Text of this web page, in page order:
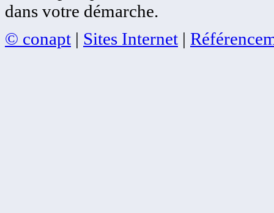
dans votre démarche.
© conapt | Sites Internet |